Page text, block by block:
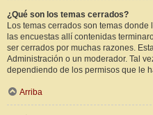
¿Qué son los temas cerrados?
Los temas cerrados son temas
las encuestas allí contenidas
ser cerrados por muchas razones.
Administración o un moderador. Tal
dependiendo de los permisos que le
Arriba